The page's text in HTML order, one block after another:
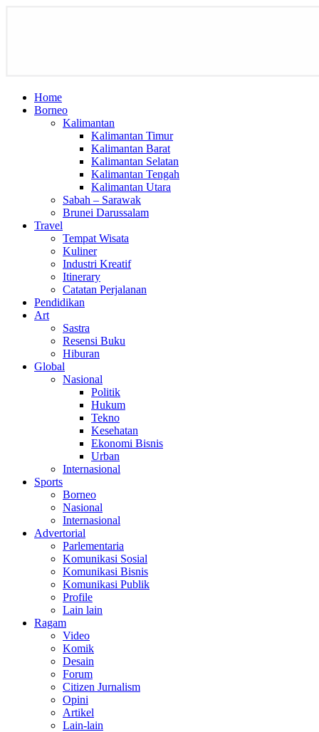
Home
Borneo
Kalimantan
Kalimantan Timur
Kalimantan Barat
Kalimantan Selatan
Kalimantan Tengah
Kalimantan Utara
Sabah – Sarawak
Brunei Darussalam
Travel
Tempat Wisata
Kuliner
Industri Kreatif
Itinerary
Catatan Perjalanan
Pendidikan
Art
Sastra
Resensi Buku
Hiburan
Global
Nasional
Politik
Hukum
Tekno
Kesehatan
Ekonomi Bisnis
Urban
Internasional
Sports
Borneo
Nasional
Internasional
Advertorial
Parlementaria
Komunikasi Sosial
Komunikasi Bisnis
Komunikasi Publik
Profile
Lain lain
Ragam
Video
Komik
Desain
Forum
Citizen Jurnalism
Opini
Artikel
Lain-lain